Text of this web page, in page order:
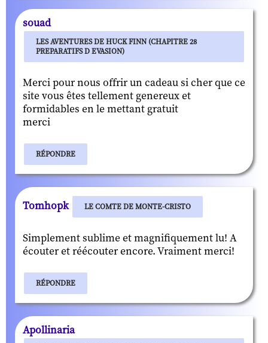
souad
LES AVENTURES DE HUCK FINN (CHAPITRE 28
PREPARATIFS D EVASION)
Merci pour nous offrir un cadeau si cher que ce
site vous êtes tellement genereux et
formidables en le mettant gratuit
merci
RÉPONDRE
Tomhopk LE COMTE DE MONTE-CRISTO
Simplement sublime et magnifiquement lu! A
écouter et réécouter encore. Vraiment merci!
RÉPONDRE
Apollinaria